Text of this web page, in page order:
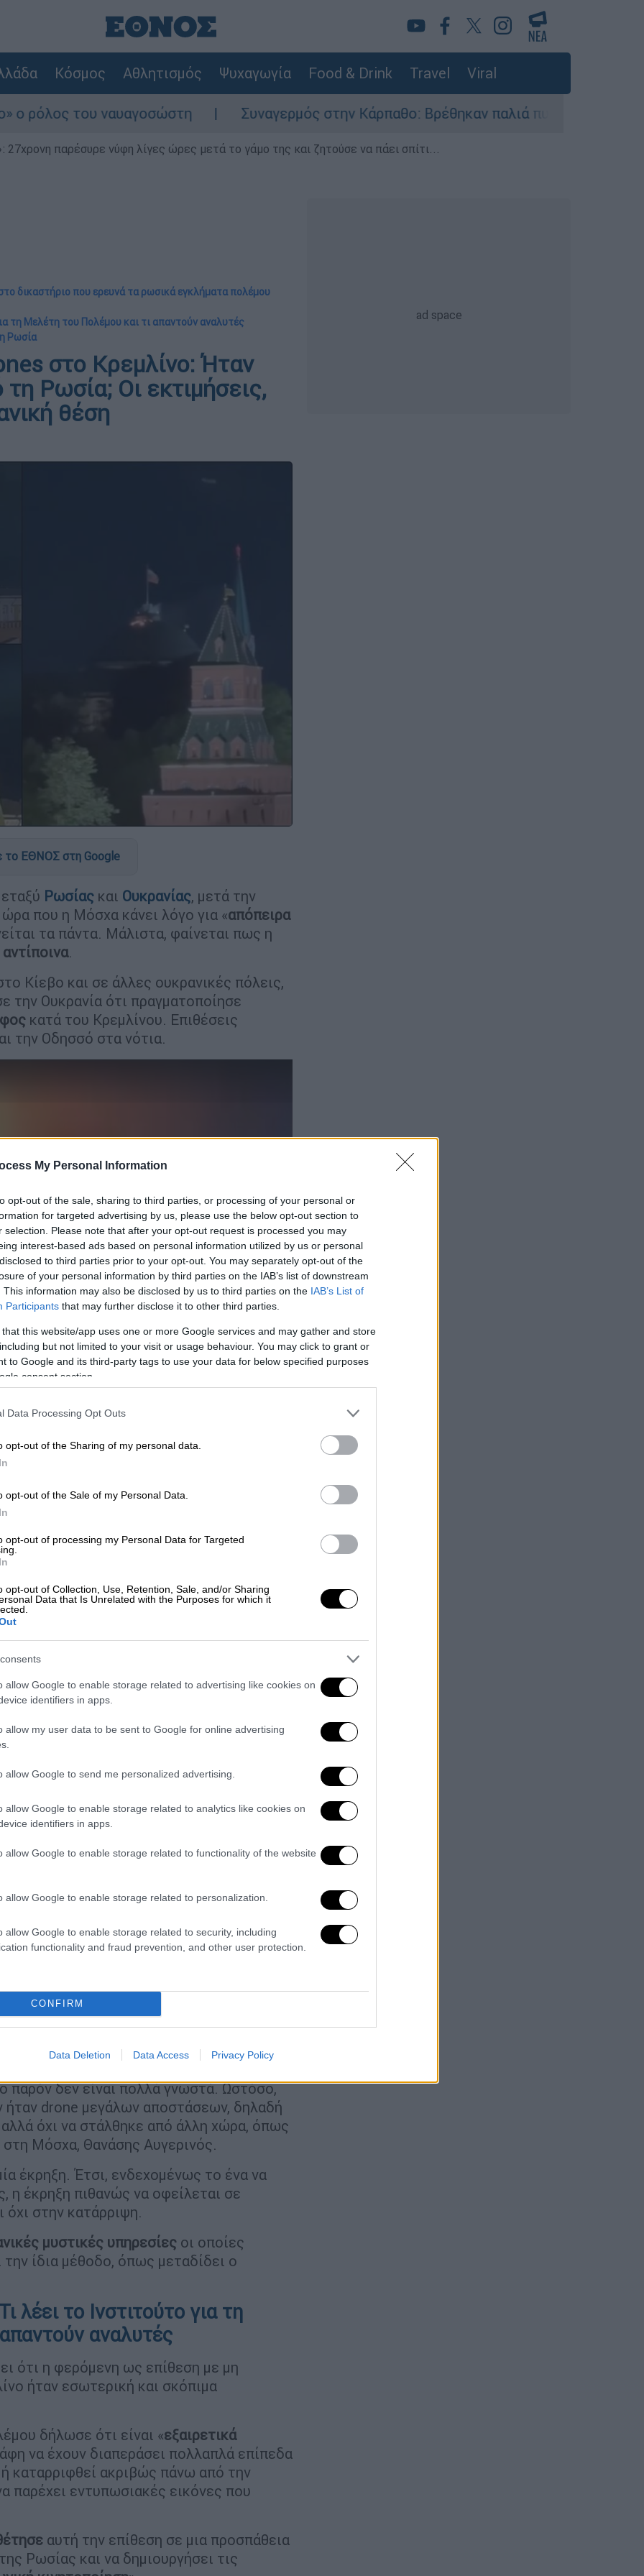
My Personal Information
opt-out of the sale, sharing to third parties, or processing of your personal or
for targeted advertising by us, please use the below opt-out section to
selection. Please note that after your opt-out request is processed you may
interest-based ads based on personal information utilized by us or personal
to third parties prior to your opt-out. You may separately opt-out of the
of your personal information by third parties on the IAB’s list of downstream
This information may also be disclosed by us to third parties on the IAB’s List of
Participants that may further disclose it to other third parties.
that this website/app uses one or more Google services and may gather and store
but not limited to your visit or usage behaviour. You may click to grant or
to Google and its third-party tags to use your data for below specified purposes
consent section.
Data Processing Opt Outs
opt-out of the Sharing of my personal data.
opt-out of the Sale of my Personal Data.
opt-out of processing my Personal Data for Targeted
opt-out of Collection, Use, Retention, Sale, and/or Sharing
Data that Is Unrelated with the Purposes for which it
allow Google to enable storage related to advertising like cookies on
identifiers in apps.
allow my user data to be sent to Google for online advertising
allow Google to send me personalized advertising.
allow Google to enable storage related to analytics like cookies on
identifiers in apps.
allow Google to enable storage related to functionality of the website
allow Google to enable storage related to personalization.
allow Google to enable storage related to security, including
functionality and fraud prevention, and other user protection.
CONFIRM
Data Deletion Data Access Privacy Policy
Κόσμος Αθλητισμός Ψυχαγωγία Food & Drink Travel Viral
ναυαγοσώστη Συναγερμός στην Κάρπαθο: Βρέθηκαν παλιά πυρομαχικά στο Αρδάνι -
παρέσυρε νύφη λίγες ώρες μετά το γάμο της και ζητούσε να πάει σπίτι...
δικαστήριο που ερευνά τα ρωσικά εγκλήματα πολέμου
τη Μελέτη του Πολέμου και τι απαντούν αναλυτές
Ρωσία
στο Κρεμλίνο: Ήταν
Ρωσία; Οι εκτιμήσεις,
θέση
το ΕΘΝΟΣ στη Google
Ρωσίας και Ουκρανίας, μετά την
που η Μόσχα κάνει λόγο για «απόπειρα
τα πάντα. Μάλιστα, φαίνεται πως η
αντίποινα.
Κίεβο και σε άλλες ουκρανικές πόλεις,
την Ουκρανία ότι πραγματοποίησε
κατά του Κρεμλίνου. Επιθέσεις
την Οδησσό στα νότια.
video
στο δικαστήριο που ερευνά τα
ώρα που ο Ουκρανός πρόεδρος
στη Χάγη στο πλαίσιο μιας
φερόμενα ρωσικά εγκλήματα
στη Φινλανδία, όπου συναντήθηκε με τον
καθώς και τους ηγέτες της Σουηδίας,
Βολοντίμιρ Ζελένσκι αναμένεται να
Μαρκ Ρούτε. Τα ολλανδικά μέσα
πιθανό να συζητήσουν τα αιτήματα
υποστήριξη
video
στο Κρεμλίνο, επικρατεί
παρόν δεν είναι πολλά γνωστά. Ωστόσο,
ήταν drone μεγάλων αποστάσεων, δηλαδή
αλλά όχι να στάλθηκε από άλλη χώρα, όπως
Μόσχα, Θανάσης Αυγερινός.
έκρηξη. Έτσι, ενδεχομένως το ένα να
η έκρηξη πιθανώς να οφείλεται σε
στην κατάρριψη.
μυστικές υπηρεσίες οι οποίες
ίδια μέθοδο, όπως μεταδίδει ο
λέει το Ινστιτούτο για τη
αναλυτές
ότι η φερόμενη ως επίθεση με μη
ήταν εσωτερική και σκόπιμα
δήλωσε ότι είναι «εξαιρετικά
να έχουν διαπεράσει πολλαπλά επίπεδα
καταρριφθεί ακριβώς πάνω από την
παρέχει εντυπωσιακές εικόνες που
αυτή την επίθεση σε μια προσπάθεια
της Ρωσίας και να δημιουργήσει τις